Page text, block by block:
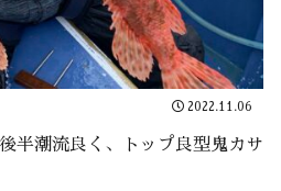
2022.11.06
半潮流良く、トップ良型鬼カサ